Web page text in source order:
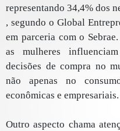
representando 34,4% dos
, segundo o Global
em parceria com o
as mulheres
decisões de compra no
não apenas no
econômicas e empresariais.
Outro aspecto chama